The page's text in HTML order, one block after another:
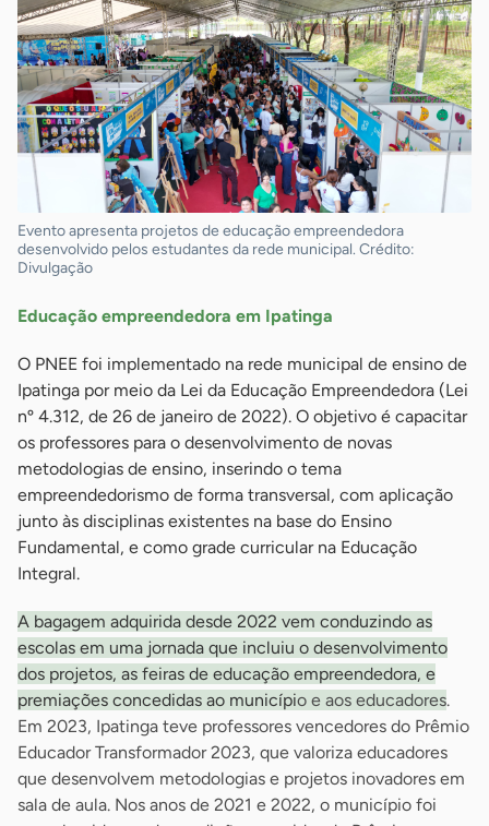
Evento apresenta projetos de educação empreendedora
desenvolvido pelos estudantes da rede municipal. Crédito:
Divulgação
Educação empreendedora em Ipatinga
O PNEE foi implementado na rede municipal de ensino de
Ipatinga por meio da Lei da Educação Empreendedora (Lei
nº 4.312, de 26 de janeiro de 2022). O objetivo é capacitar
os professores para o desenvolvimento de novas
metodologias de ensino, inserindo o tema
empreendedorismo de forma transversal, com aplicação
junto às disciplinas existentes na base do Ensino
Fundamental, e como grade curricular na Educação
Integral.
A bagagem adquirida desde 2022 vem conduzindo as
escolas em uma jornada que incluiu o desenvolvimento
dos projetos, as feiras de educação empreendedora, e
premiações concedidas ao município e aos educadores.
Em 2023, Ipatinga teve professores vencedores do Prêmio
Educador Transformador 2023, que valoriza educadores
que desenvolvem metodologias e projetos inovadores em
sala de aula. Nos anos de 2021 e 2022, o município foi